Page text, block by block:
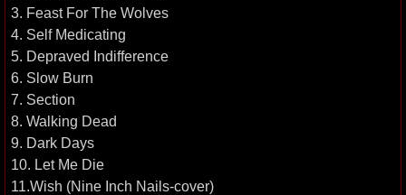
3. Feast For The Wolves
4. Self Medicating
5. Depraved Indifference
6. Slow Burn
7. Section
8. Walking Dead
9. Dark Days
10. Let Me Die
11.Wish (Nine Inch Nails-cover)